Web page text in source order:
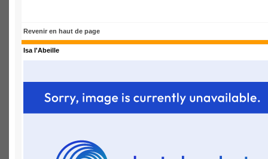
Revenir en haut de page
Isa l'Abeille